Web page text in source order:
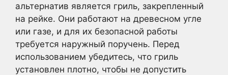
альтернатив является гриль, закрепленный
на рейке. Они работают на древесном угле
или газе, и для их безопасной работы
требуется наружный поручень. Перед
использованием убедитесь, что гриль
установлен плотно, чтобы не допустить